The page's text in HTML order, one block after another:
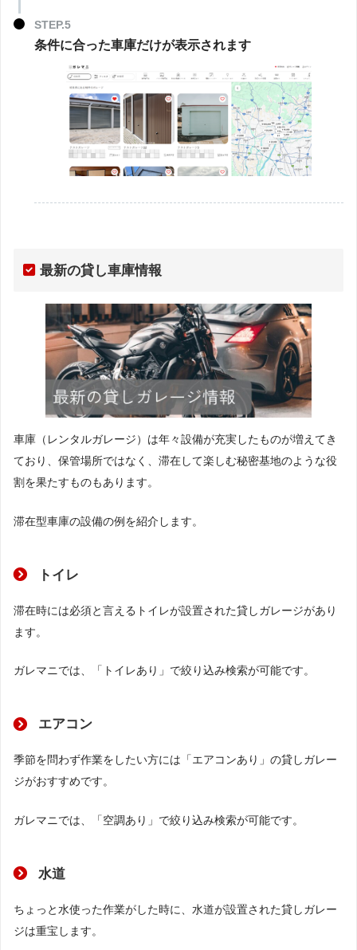
条件に合った車庫だけが表示されます
最新の貸し車庫情報
車庫（レンタルガレージ）は年々設備が充実したものが増えてき
ており、保管場所ではなく、滞在して楽しむ秘密基地のような役
割を果たすものもあります。
滞在型車庫の設備の例を紹介します。
トイレ
滞在時には必須と言えるトイレが設置された貸しガレージがあり
ます。
ガレマニでは、「トイレあり」で絞り込み検索が可能です。
エアコン
季節を問わず作業をしたい方には「エアコンあり」の貸しガレー
ジがおすすめです。
ガレマニでは、「空調あり」で絞り込み検索が可能です。
水道
ちょっと水使った作業がした時に、水道が設置された貸しガレー
ジは重宝します。